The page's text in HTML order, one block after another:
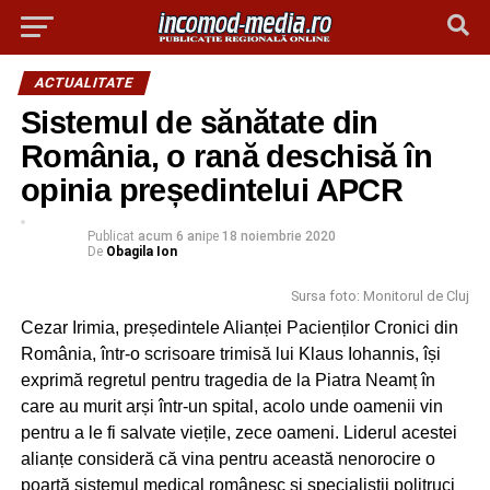
ACTUALITATE
Sistemul de sănătate din
România, o rană deschisă în
opinia președintelui APCR
Publicat acum 6 anipe 18 noiembrie 2020
De Obagila Ion
Sursa foto: Monitorul de Cluj
Cezar Irimia, președintele Alianței Pacienților Cronici din
România, într-o scrisoare trimisă lui Klaus Iohannis, își
exprimă regretul pentru tragedia de la Piatra Neamț în
care au murit arși într-un spital, acolo unde oamenii vin
pentru a le fi salvate viețile, zece oameni. Liderul acestei
alianțe consideră că vina pentru această nenorocire o
poartă sistemul medical românesc și specialiștii politruci